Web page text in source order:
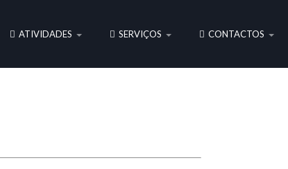
ATIVIDADES SERVIÇOS CONTACTOS